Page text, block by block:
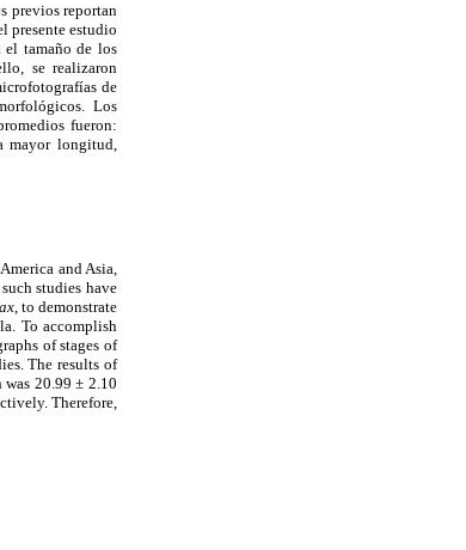
previos reportan
presente estudio
tamaño de los
se realizaron
de
Los
fueron:
mayor longitud,
and Asia,
studies have
, todemonstrate
To accomplish
of stages of
The results of
20.99 ± 2.10
Therefore,